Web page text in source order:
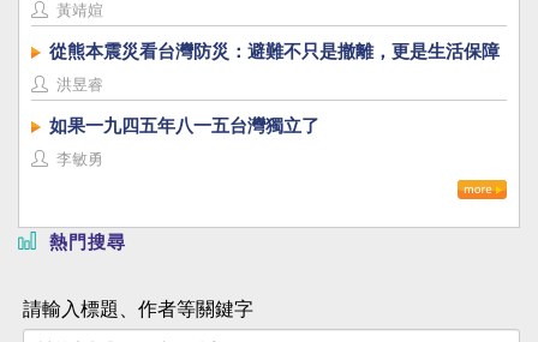
黃靖媗
從熊本震災看台灣防災：避難不只是撤離，更是生活保障
洪昱睿
如果一九四五年八一五台灣獨立了
李敏勇
熱門搜尋
請輸入標題、作者等關鍵字